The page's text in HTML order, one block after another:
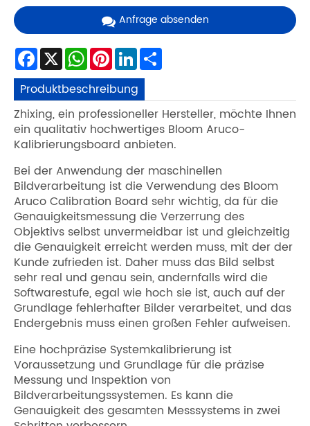
Anfrage absenden
Facebook
X WhatsApp
Pinterest
LinkedIn
Produktbeschreibung
Zhixing, ein professioneller Hersteller, möchte Ihnen
ein qualitativ hochwertiges Bloom Aruco-
Kalibrierungsboard anbieten.
Bei der Anwendung der maschinellen
Bildverarbeitung ist die Verwendung des Bloom
Aruco Calibration Board sehr wichtig, da für die
Genauigkeitsmessung die Verzerrung des
Objektivs selbst unvermeidbar ist und gleichzeitig
die Genauigkeit erreicht werden muss, mit der der
Kunde zufrieden ist. Daher muss das Bild selbst
sehr real und genau sein, andernfalls wird die
Softwarestufe, egal wie hoch sie ist, auch auf der
Grundlage fehlerhafter Bilder verarbeitet, und das
Endergebnis muss einen großen Fehler aufweisen.
Eine hochpräzise Systemkalibrierung ist
Voraussetzung und Grundlage für die präzise
Messung und Inspektion von
Bildverarbeitungssystemen. Es kann die
Genauigkeit des gesamten Messsystems in zwei